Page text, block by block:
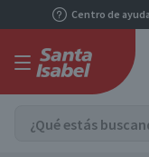
Centro de ayuda